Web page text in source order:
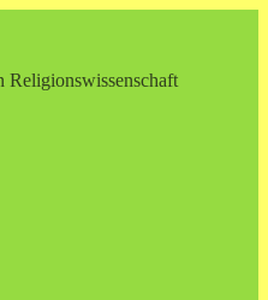
Religionswissenschaft